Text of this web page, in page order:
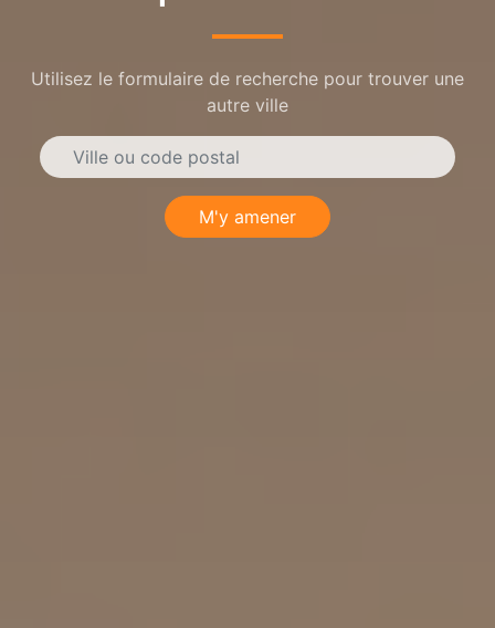
Utilisez le formulaire de recherche pour trouver une
autre ville
M'y amener